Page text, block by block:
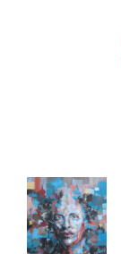
AJOUTER
AU PANIER